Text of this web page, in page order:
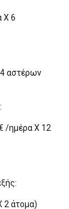
Χ 6
4 αστέρων
/ημέρα Χ 12
2 άτομα)